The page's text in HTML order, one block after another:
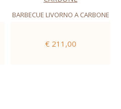
BARBECUE LIVORNO A CARBONE
€ 211,00